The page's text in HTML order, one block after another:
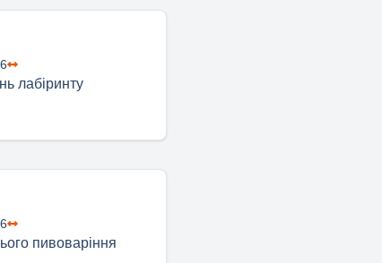
лабіринту
пивоваріння